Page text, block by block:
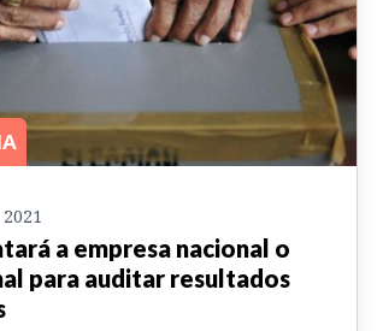
a empresa nacional o
para auditar resultados